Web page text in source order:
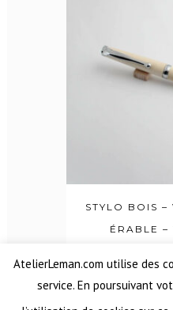
STYLO BOIS –
ÉRABLE –
AtelierLeman.com utilise des
service. En poursuivant